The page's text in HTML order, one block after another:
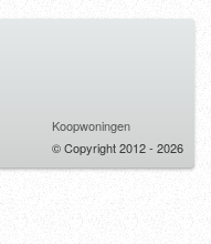
Koopwoningen
© Copyright 2012 - 2026